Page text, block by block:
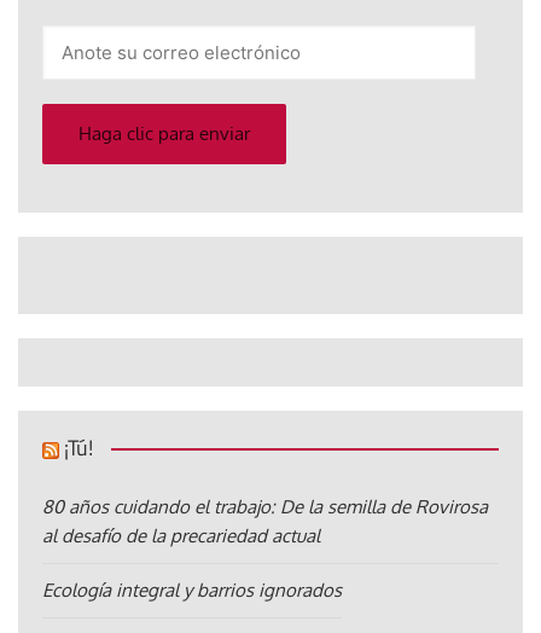
electrónico
Haga clic para enviar
¡Tú!
80 años cuidando el trabajo: De la semilla de Rovirosa
al desafío de la precariedad actual
Ecología integral y barrios ignorados